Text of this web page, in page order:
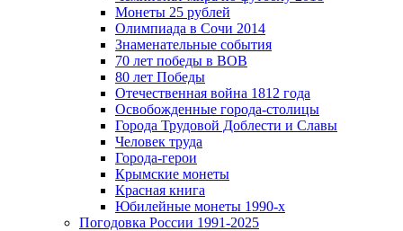
Монеты 25 рублей
Олимпиада в Сочи 2014
Знаменательные события
70 лет победы в ВОВ
80 лет Победы
Отечественная война 1812 года
Освобожденные города-столицы
Города Трудовой Доблести и Славы
Человек труда
Города-герои
Крымские монеты
Красная книга
Юбилейные монеты 1990-х
Погодовка России 1991-2025